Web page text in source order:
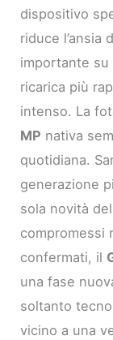
dispositivo
riduce l’ansia
importante su
ricarica più
intenso. La
MP nativa
quotidiana.
generazione
sola novità
compromessi
confermati, il
una fase
soltanto
vicino a una